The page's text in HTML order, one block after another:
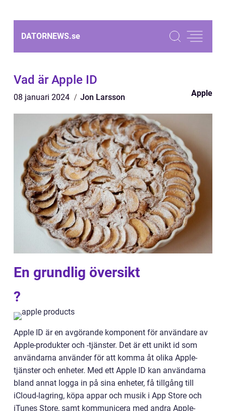
DATORNEWS.se
Vad är Apple ID
08 januari 2024 Jon Larsson Apple
En grundlig översikt
?
Apple ID är en avgörande komponent för användare av
Apple-produkter och -tjänster. Det är ett unikt id som
användarna använder för att komma åt olika Apple-
tjänster och enheter. Med ett Apple ID kan användarna
bland annat logga in på sina enheter, få tillgång till
iCloud-lagring, köpa appar och musik i App Store och
iTunes Store, samt kommunicera med andra Apple-